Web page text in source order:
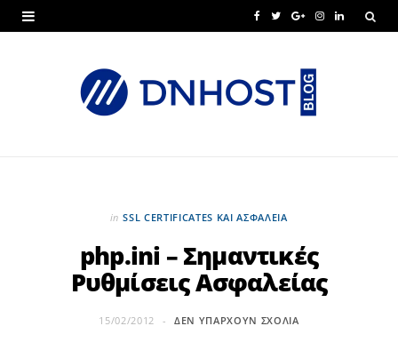
c
T
i
G
o
g
I L
in SSL CERTIFICATES ΚΑΙ ΑΣΦΆΛΕΙΑ
php.ini – Σημαντικές
Ρυθμίσεις Ασφαλείας
15/02/2012 ΔΕΝ ΥΠΆΡΧΟΥΝ ΣΧΌΛΙΑ